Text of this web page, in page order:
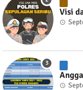
Visi